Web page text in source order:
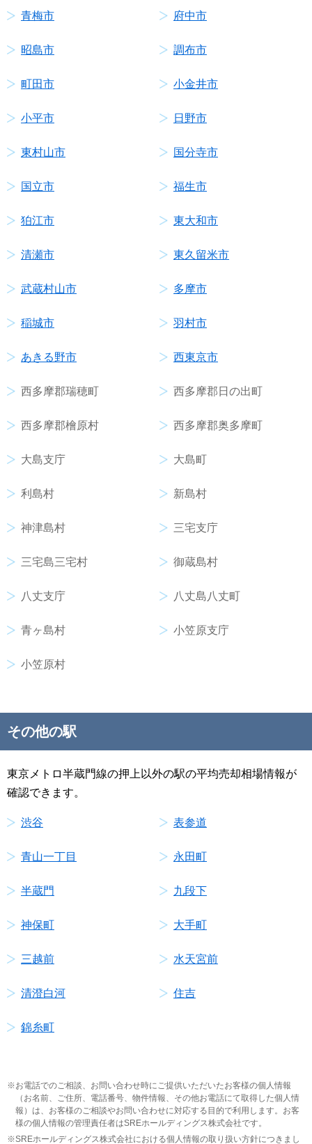
青梅市 府中市
昭島市 調布市
町田市 小金井市
小平市 日野市
東村山市 国分寺市
国立市 福生市
狛江市 東大和市
清瀬市 東久留米市
武蔵村山市 多摩市
稲城市 羽村市
あきる野市 西東京市
西多摩郡瑞穂町 西多摩郡日の出町
西多摩郡檜原村 西多摩郡奥多摩町
大島支庁 大島町
利島村 新島村
神津島村 三宅支庁
三宅島三宅村 御蔵島村
八丈支庁 八丈島八丈町
青ヶ島村 小笠原支庁
小笠原村
その他の駅
東京メトロ半蔵門線の押上以外の駅の平均売却相場情報が
確認できます。
渋谷 表参道
青山一丁目 永田町
半蔵門 九段下
神保町 大手町
三越前 水天宮前
清澄白河 住吉
錦糸町
お電話でのご相談、お問い合わせ時にご提供いただいたお客様の個人情報
（お名前、ご住所、電話番号、物件情報、その他お電話にて取得した個人情
報）は、お客様のご相談やお問い合わせに対応する目的で利用します。お客
様の個人情報の管理責任者はSREホールディングス株式会社です。
SREホールディングス株式会社における個人情報の取り扱い方針につきまし